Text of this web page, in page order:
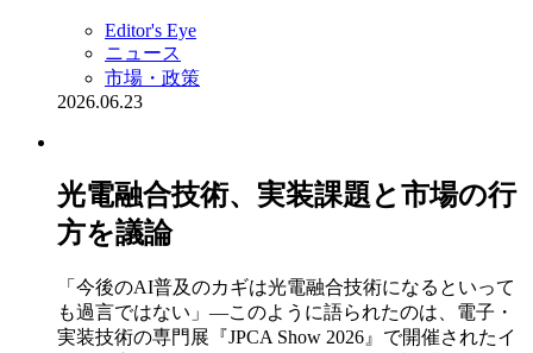
Editor's Eye
ニュース
市場・政策
2026.06.23
光電融合技術、実装課題と市場の行
方を議論
「今後のAI普及のカギは光電融合技術になるといって
も過言ではない」―このように語られたのは、電子・
実装技術の専門展『JPCA Show 2026』で開催されたイ